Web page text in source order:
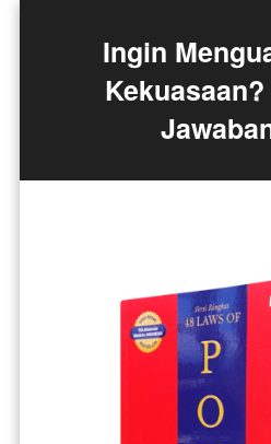
Ingin